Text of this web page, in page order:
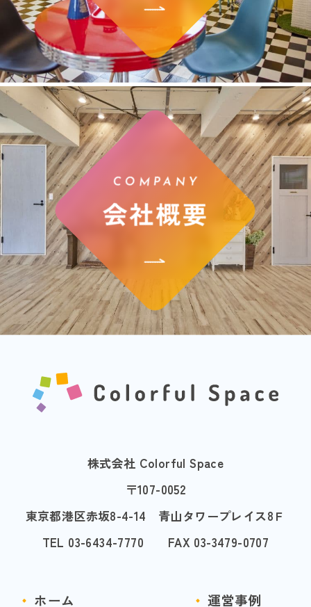
COMPANY
会社概要
株式会社 Colorful Space
〒107-0052
東京都港区赤坂8-4-14 青山タワープレイス8Ｆ
TEL 03-6434-7770 FAX 03-3479-0707
ホーム 運営事例